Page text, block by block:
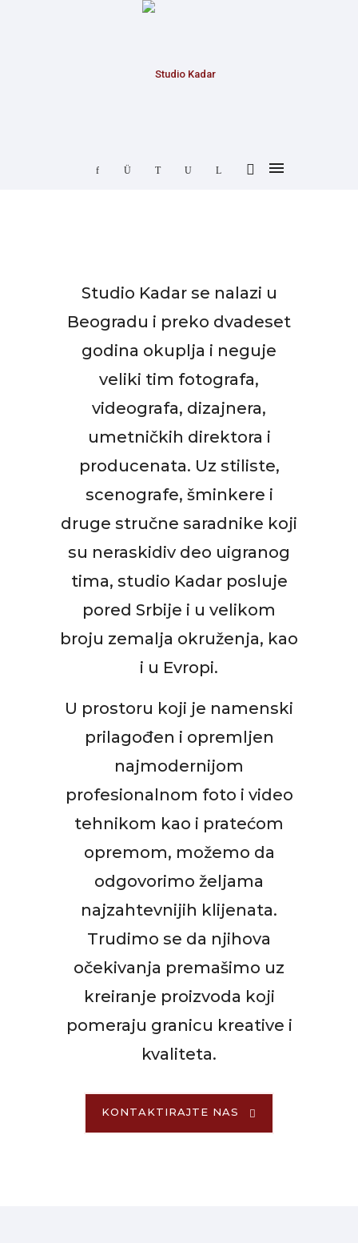
Studio Kadar se nalazi u
Beogradu i preko dvadeset
godina okuplja i neguje
veliki tim fotografa,
videografa, dizajnera,
umetničkih direktora i
producenata. Uz stiliste,
scenografe, šminkere i
druge stručne saradnike koji
su neraskidiv deo uigranog
tima, studio Kadar posluje
pored Srbije i u velikom
broju zemalja okruženja, kao
i u Evropi.
U prostoru koji je namenski
prilagođen i opremljen
najmodernijom
profesionalnom foto i video
tehnikom kao i pratećom
opremom, možemo da
odgovorimo željama
najzahtevnijih klijenata.
Trudimo se da njihova
očekivanja premašimo uz
kreiranje proizvoda koji
pomeraju granicu kreative i
kvaliteta.
KONTAKTIRAJTE NAS